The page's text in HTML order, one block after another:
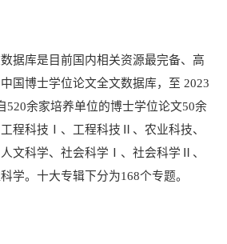
据库是目前国内相关资源最完备、高
国博士学位论文全文数据库，至 2023
520余家培养单位的博士学位论文50余
程科技Ⅰ、工程科技Ⅱ、农业科技、
文科学、社会科学Ⅰ、社会科学Ⅱ、
学。十大专辑下分为168个专题。